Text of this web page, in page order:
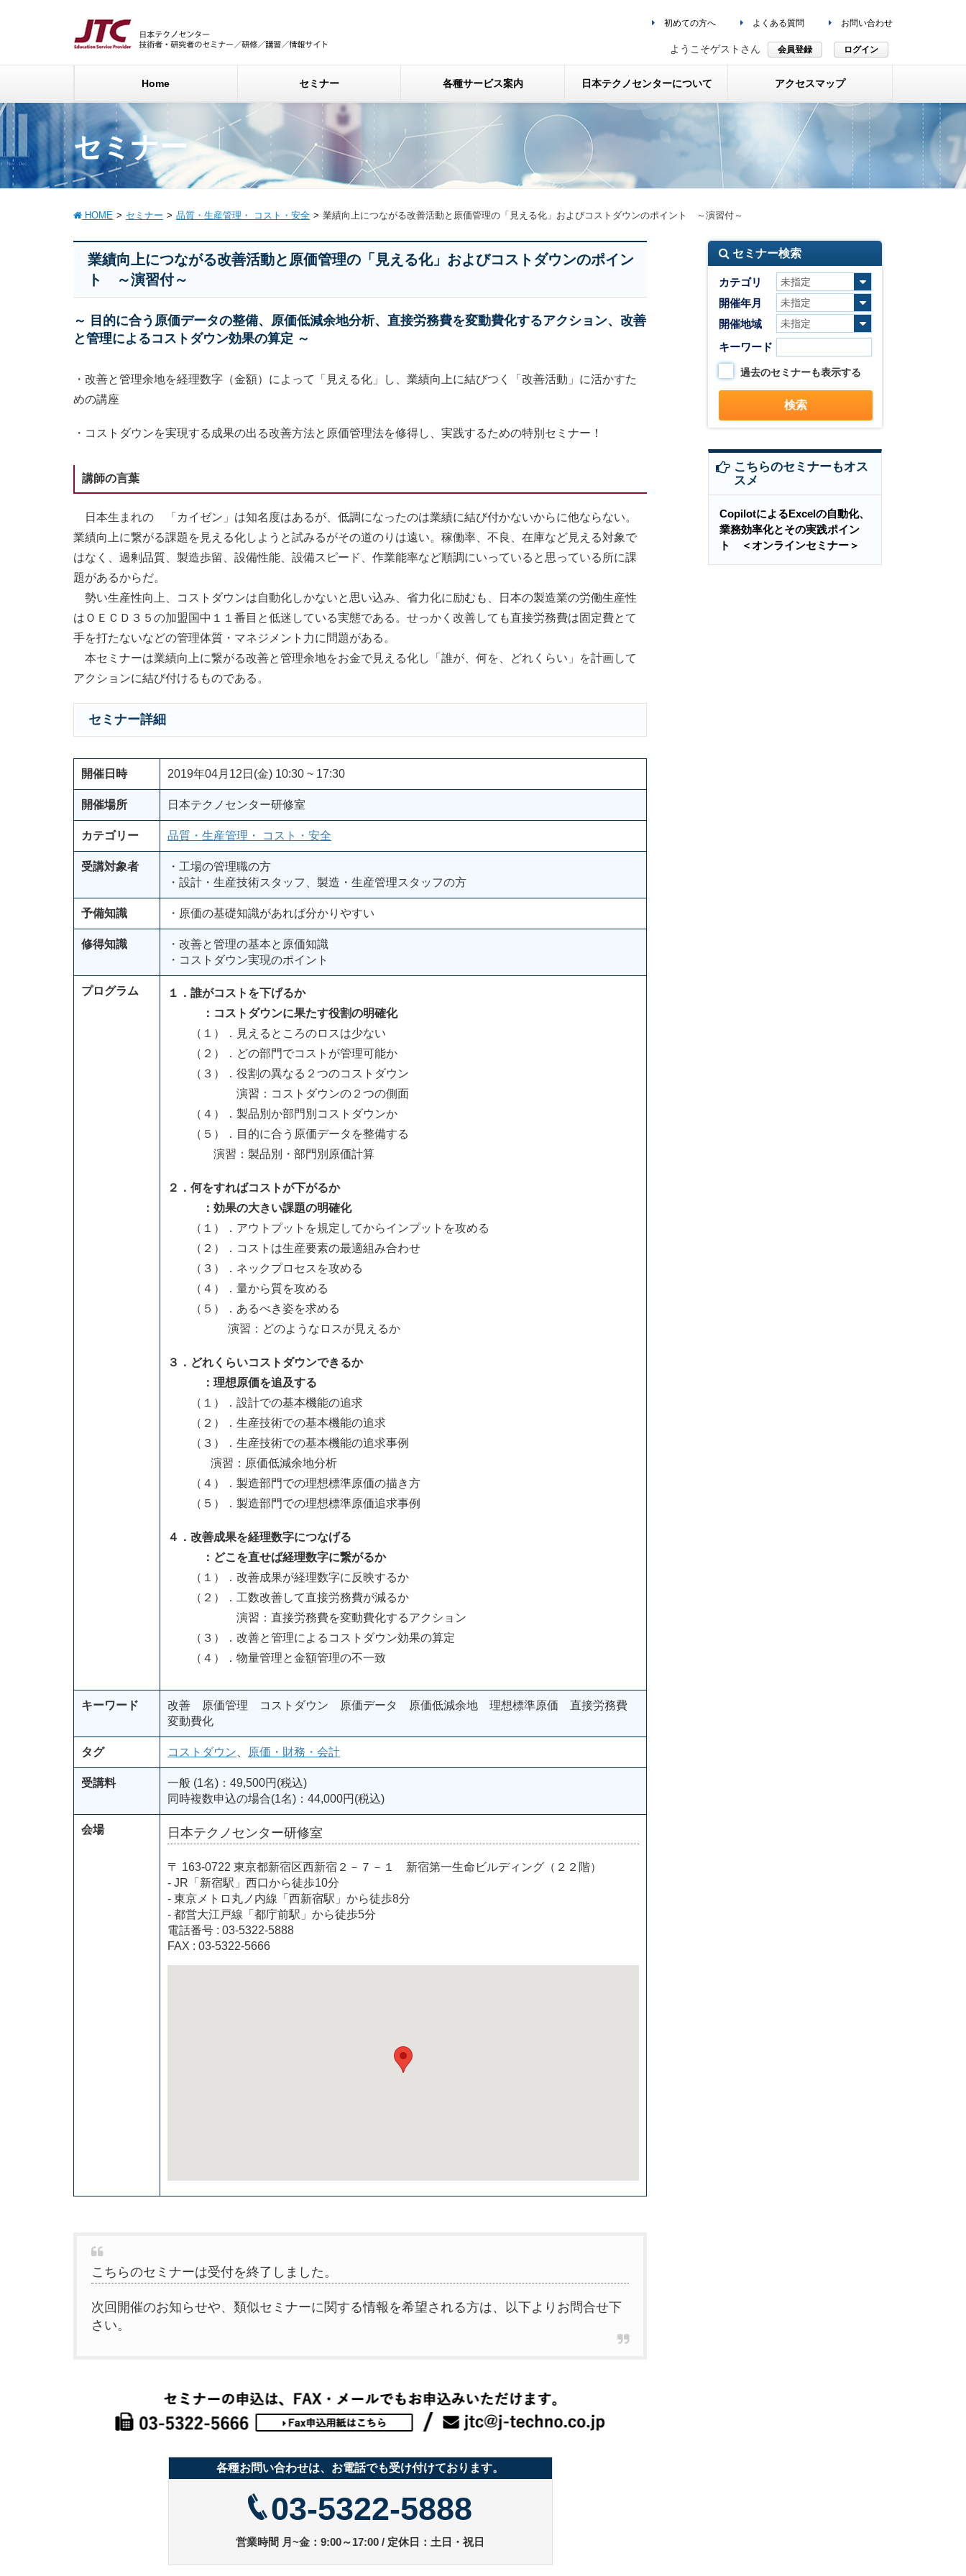
初めての方へ よくある質問 お問い合わせ
ようこそゲストさん 会員登録 ログイン
Home セミナー 各種サービス案内 日本テクノセンターについて アクセスマップ
セミナー
HOME セミナー 品質・生産管理・ コスト・安全 業績向上につながる改善活動と原価管理の「見える化」およびコストダウンのポイント ～演習付～
業績向上につながる改善活動と原価管理の「見える化」およびコストダウンのポイン
ト ～演習付～
～ 目的に合う原価データの整備、原価低減余地分析、直接労務費を変動費化するアクション、改善
と管理によるコストダウン効果の算定 ～
・改善と管理余地を経理数字（金額）によって「見える化」し、業績向上に結びつく「改善活動」に活かすた
めの講座
・コストダウンを実現する成果の出る改善方法と原価管理法を修得し、実践するための特別セミナー！
講師の言葉
日本生まれの 「カイゼン」は知名度はあるが、低調になったのは業績に結び付かないからに他ならない。
業績向上に繋がる課題を見える化しようと試みるがその道のりは遠い。稼働率、不良、在庫など見える対象で
はなく、過剰品質、製造歩留、設備性能、設備スピード、作業能率など順調にいっていると思っている所に課
題があるからだ。
勢い生産性向上、コストダウンは自動化しかないと思い込み、省力化に励むも、日本の製造業の労働生産性
はＯＥＣＤ３５の加盟国中１１番目と低迷している実態である。せっかく改善しても直接労務費は固定費とて
手を打たないなどの管理体質・マネジメント力に問題がある。
本セミナーは業績向上に繋がる改善と管理余地をお金で見える化し「誰が、何を、どれくらい」を計画して
アクションに結び付けるものである。
セミナー詳細
開催日時 2019年04月12日(金) 10:30 ~ 17:30
開催場所 日本テクノセンター研修室
カテゴリー 品質・生産管理・ コスト・安全
受講対象者
・工場の管理職の方
・設計・生産技術スタッフ、製造・生産管理スタッフの方
予備知識 ・原価の基礎知識があれば分かりやすい
修得知識
・改善と管理の基本と原価知識
・コストダウン実現のポイント
プログラム
１．誰がコストを下げるか
：コストダウンに果たす役割の明確化
（１）．見えるところのロスは少ない
（２）．どの部門でコストが管理可能か
（３）．役割の異なる２つのコストダウン
演習：コストダウンの２つの側面
（４）．製品別か部門別コストダウンか
（５）．目的に合う原価データを整備する
演習：製品別・部門別原価計算
２．何をすればコストが下がるか
：効果の大きい課題の明確化
（１）．アウトプットを規定してからインプットを攻める
（２）．コストは生産要素の最適組み合わせ
（３）．ネックプロセスを攻める
（４）．量から質を攻める
（５）．あるべき姿を求める
演習：どのようなロスが見えるか
３．どれくらいコストダウンできるか
：理想原価を追及する
（１）．設計での基本機能の追求
（２）．生産技術での基本機能の追求
（３）．生産技術での基本機能の追求事例
演習：原価低減余地分析
（４）．製造部門での理想標準原価の描き方
（５）．製造部門での理想標準原価追求事例
４．改善成果を経理数字につなげる
：どこを直せば経理数字に繋がるか
（１）．改善成果が経理数字に反映するか
（２）．工数改善して直接労務費が減るか
演習：直接労務費を変動費化するアクション
（３）．改善と管理によるコストダウン効果の算定
（４）．物量管理と金額管理の不一致
キーワード
改善 原価管理 コストダウン 原価データ 原価低減余地 理想標準原価 直接労務費
変動費化
タグ コストダウン 原価・財務・会計
受講料
一般 (1名)：49,500円(税込)
同時複数申込の場合(1名)：44,000円(税込)
会場 日本テクノセンター研修室
〒 163-0722 東京都新宿区西新宿２－７－１ 新宿第一生命ビルディング（２２階）
- JR「新宿駅」西口から徒歩10分
- 東京メトロ丸ノ内線「西新宿駅」から徒歩8分
- 都営大江戸線「都庁前駅」から徒歩5分
電話番号 : 03-5322-5888
FAX : 03-5322-5666
こちらのセミナーは受付を終了しました。
次回開催のお知らせや、類似セミナーに関する情報を希望される方は、以下よりお問合せ下
さい。
各種お問い合わせは、お電話でも受け付けております。
03-5322-5888
営業時間 月~金：9:00～17:00 / 定休日：土日・祝日
セミナー検索
カテゴリ
開催年月
開催地域
キーワード
過去のセミナーも表示する
こちらのセミナーもオス
スメ
CopilotによるExcelの自動化、
業務効率化とその実践ポイン
ト ＜オンラインセミナー＞